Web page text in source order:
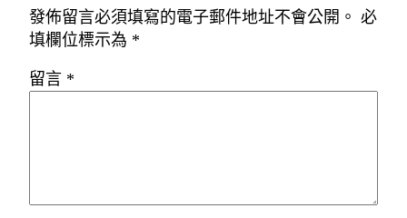
發佈留言必須填寫的電子郵件地址不會公開。 必
填欄位標示為 *
留言 *